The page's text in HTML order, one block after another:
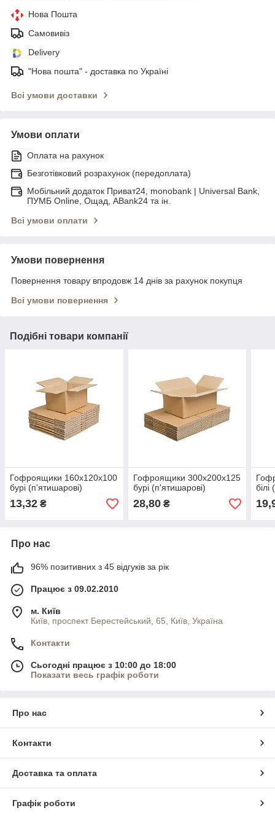
Нова Пошта
Самовивіз
Delivery
"Нова пошта" - доставка по Україні
Всі умови доставки
Умови оплати
Оплата на рахунок
Безготівковий розрахунок (передоплата)
Мобільний додаток Приват24, monobank | Universal Bank,
ПУМБ Online, Ощад, ABank24 та ін.
Всі умови оплати
Умови повернення
Повернення товару впродовж 14 днів за рахунок покупця
Всі умови повернення
Подібні товари компанії
Гофроящики 160x120x100
бурі (п'ятишарові)
13,32 ₴
Гофроящики 300x200x125
бурі (п'ятишарові)
28,80₴
Про нас
96% позитивних з 45 відгуків за рік
Працює з 09.02.2010
м. Київ
Київ, проспект Берестейський, 65, Київ, Україна
Контакти
Сьогодні працює з 10:00 до 18:00
Показати весь графік роботи
Про нас
Контакти
Доставка та оплата
Графік роботи